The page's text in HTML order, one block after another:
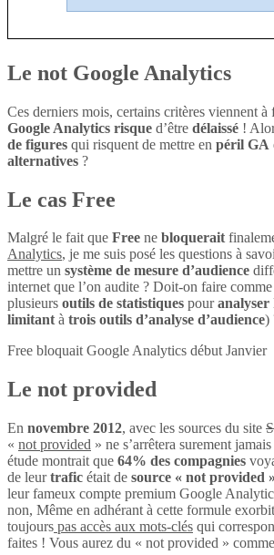
Le not Google Analytics
Ces derniers mois, certains critères viennent à
Google Analytics risque d’être délaissé !
de figures qui risquent de mettre en péril GA
alternatives ?
Le cas Free
Malgré le fait que Free ne bloquerait
Analytics, je me suis posé les questions à
mettre un système de mesure d’audience
internet que l’on audite ? Doit-on faire
plusieurs outils de statistiques pouranalyser
limitantà trois outils d’analyse d’audience)
Free bloquait Google Analytics début Janvier
Le not provided
En novembre 2012, avec les sources du site
« not provided » ne s’arrêtera surement
étude montrait que 64% des compagnies
de leurtrafic était de source « not provided »
leur fameux compte premium Google
non, Même en adhérant à cette formule
toujours pas accès aux mots-clés qui
faites ! Vous aurez du « not provided »